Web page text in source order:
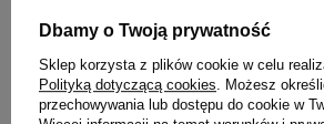
Prostownica z
podczerwienią N°103
Premium Fale Loki Koki +
Farba
6.00
blond
Dbamy o Twoją prywatność
Sklep korzysta z plików cookie w celu
Polityką dotyczącą cookies. Możesz
przechowywania lub dostępu do cookie w